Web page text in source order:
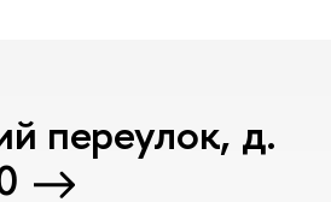
переулок, д.